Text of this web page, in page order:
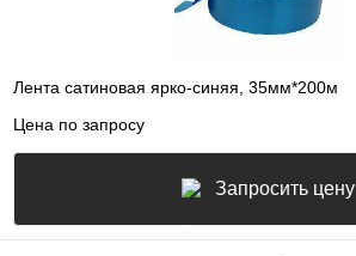
Лента сатиновая ярко-синяя, 35мм*200м
Цена по запросу
Запросить цену